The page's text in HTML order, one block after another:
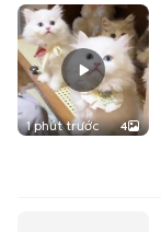
1 phút trước 4